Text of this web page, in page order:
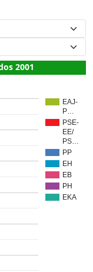
2001
EAJ-
P…
PSE-
EE/
PS…
PP
EH
EB
PH
EKA